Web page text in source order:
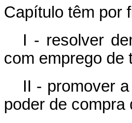
Capítulo têm por
I - resolver
com emprego de
II - promover
poder de compra